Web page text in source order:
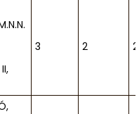
3 2